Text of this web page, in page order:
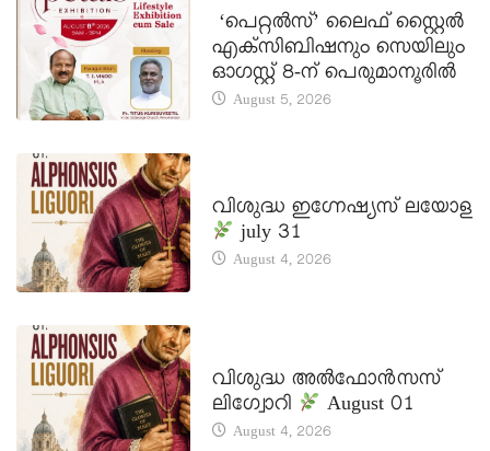
‘പെറ്റൽസ്’ ലൈഫ് സ്റ്റൈൽ
എക്സിബിഷനും സെയിലും
ഓഗസ്റ്റ് 8-ന് പെരുമാനൂരിൽ
August 5, 2026
വിശുദ്ധ ഇഗ്നേഷ്യസ് ലയോള
july 31
August 4, 2026
വിശുദ്ധ അൽഫോൻസസ്
ലിഗ്വോറി
August 01
August 4, 2026